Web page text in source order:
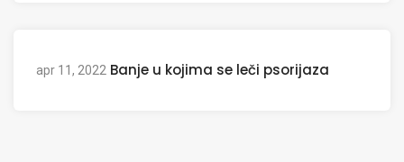
apr 11, 2022 Banje u kojima se leči psorijaza